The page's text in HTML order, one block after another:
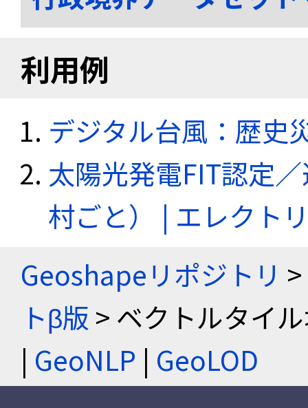
利用例
デジタル台風：歴史
太陽光発電FIT認定
村ごと） | エレクト
Geoshapeリポジトリ >
トβ版 > ベクトルタイ
| GeoNLP | GeoLOD